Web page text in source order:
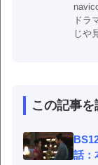
ドラ
じや
この記事
話：